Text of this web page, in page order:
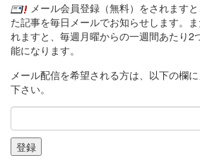
メール会員登録（無料）をされます
た記事を毎日メールでお知らせします。
れますと、毎週月曜からの一週間あたり2
能になります。
メール配信を希望される方は、以下の欄
下さい。